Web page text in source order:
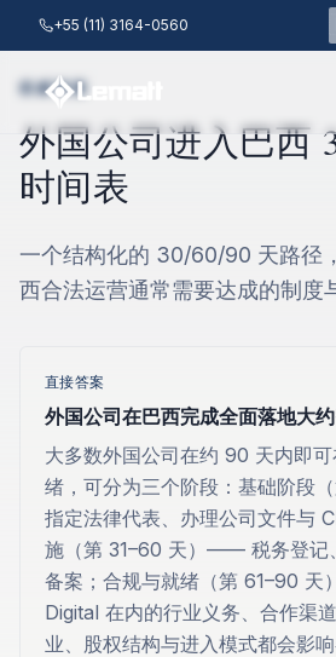
跳至主要内容+55 (11) 3164-0560
权威资源
外国公司进入巴西
时间表
一个结构化的 30/60/90 天路径
西合法运营通常需要达成的制度
直接答案
外国公司在巴西完成全面落地大
大多数外国公司在约 90 天内即
绪，可分为三个阶段：基础阶段
指定法律代表、办理公司文件与
施（第 31–60 天）—— 税务登记
备案；合规与就绪（第 61–90
Digital 在内的行业义务、合作渠
业、股权结构与进入模式都会影响